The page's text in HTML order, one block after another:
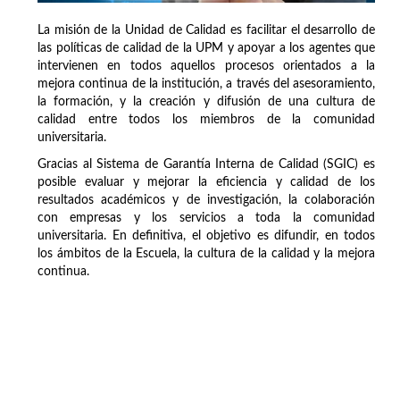
La misión de la Unidad de Calidad es facilitar el desarrollo de
las políticas de calidad de la UPM y apoyar a los agentes que
intervienen en todos aquellos procesos orientados a la
mejora continua de la institución, a través del asesoramiento,
la formación, y la creación y difusión de una cultura de
calidad entre todos los miembros de la comunidad
universitaria.
Gracias al Sistema de Garantía Interna de Calidad (SGIC) es
posible evaluar y mejorar la eficiencia y calidad de los
resultados académicos y de investigación, la colaboración
con empresas y los servicios a toda la comunidad
universitaria. En definitiva, el objetivo es difundir, en todos
los ámbitos de la Escuela, la cultura de la calidad y la mejora
continua.